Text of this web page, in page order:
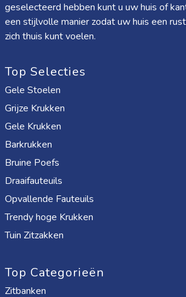
geselecteerd hebben kunt u uw huis of
een stijlvolle manier zodat uw huis een
zich thuis kunt voelen.
Top Selecties
Gele Stoelen
Grijze Krukken
Gele Krukken
Barkrukken
Bruine Poefs
Draaifauteuils
Opvallende Fauteuils
Trendy hoge Krukken
Tuin Zitzakken
Top Categorieën
Zitbanken